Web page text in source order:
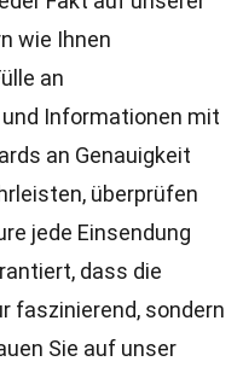
wie Ihnen
an
Informationen mit
an Genauigkeit
überprüfen
jede Einsendung
dass die
faszinierend, sondern
Sie auf unser